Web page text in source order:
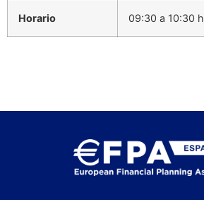
Horario 09:30 a 10:30 h